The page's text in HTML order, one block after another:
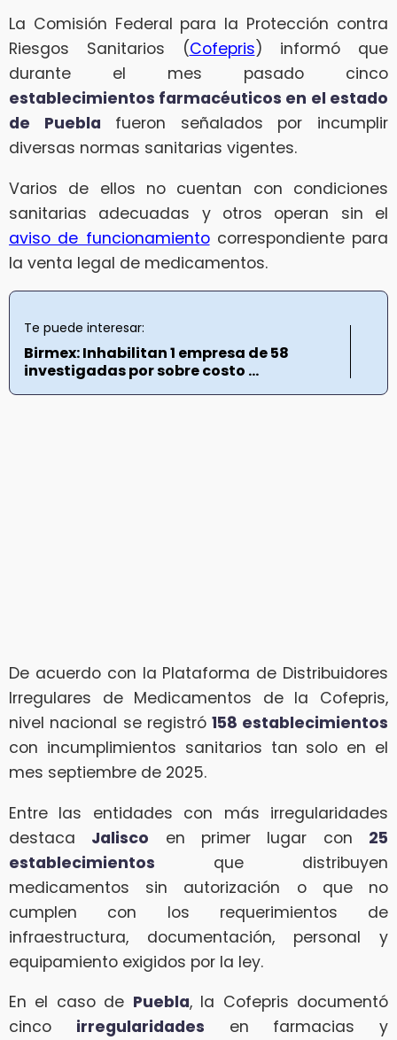
La Comisión Federal para la Protección contra
Riesgos Sanitarios (Cofepris) informó que
durante el mes pasado cinco
establecimientos farmacéuticos en el estado
de Puebla fueron señalados por incumplir
diversas normas sanitarias vigentes.
Varios de ellos no cuentan con condiciones
sanitarias adecuadas y otros operan sin el
aviso de funcionamientocorrespondiente para
la venta legal de medicamentos.
Te puede interesar:
Birmex: Inhabilitan 1 empresa de 58
investigadas por sobre costo ...
De acuerdo con la Plataforma de Distribuidores
Irregulares de Medicamentos de la Cofepris,
nivel nacional se registró 158 establecimientos
con incumplimientos sanitarios tan solo en el
mes septiembre de 2025.
Entre las entidades con más irregularidades
destaca Jalisco en primer lugar con 25
establecimientos que distribuyen
medicamentos sin autorización o que no
cumplen con los requerimientos de
infraestructura, documentación, personal y
equipamiento exigidos por la ley.
En el caso de Puebla, la Cofepris documentó
cinco irregularidades en farmacias y